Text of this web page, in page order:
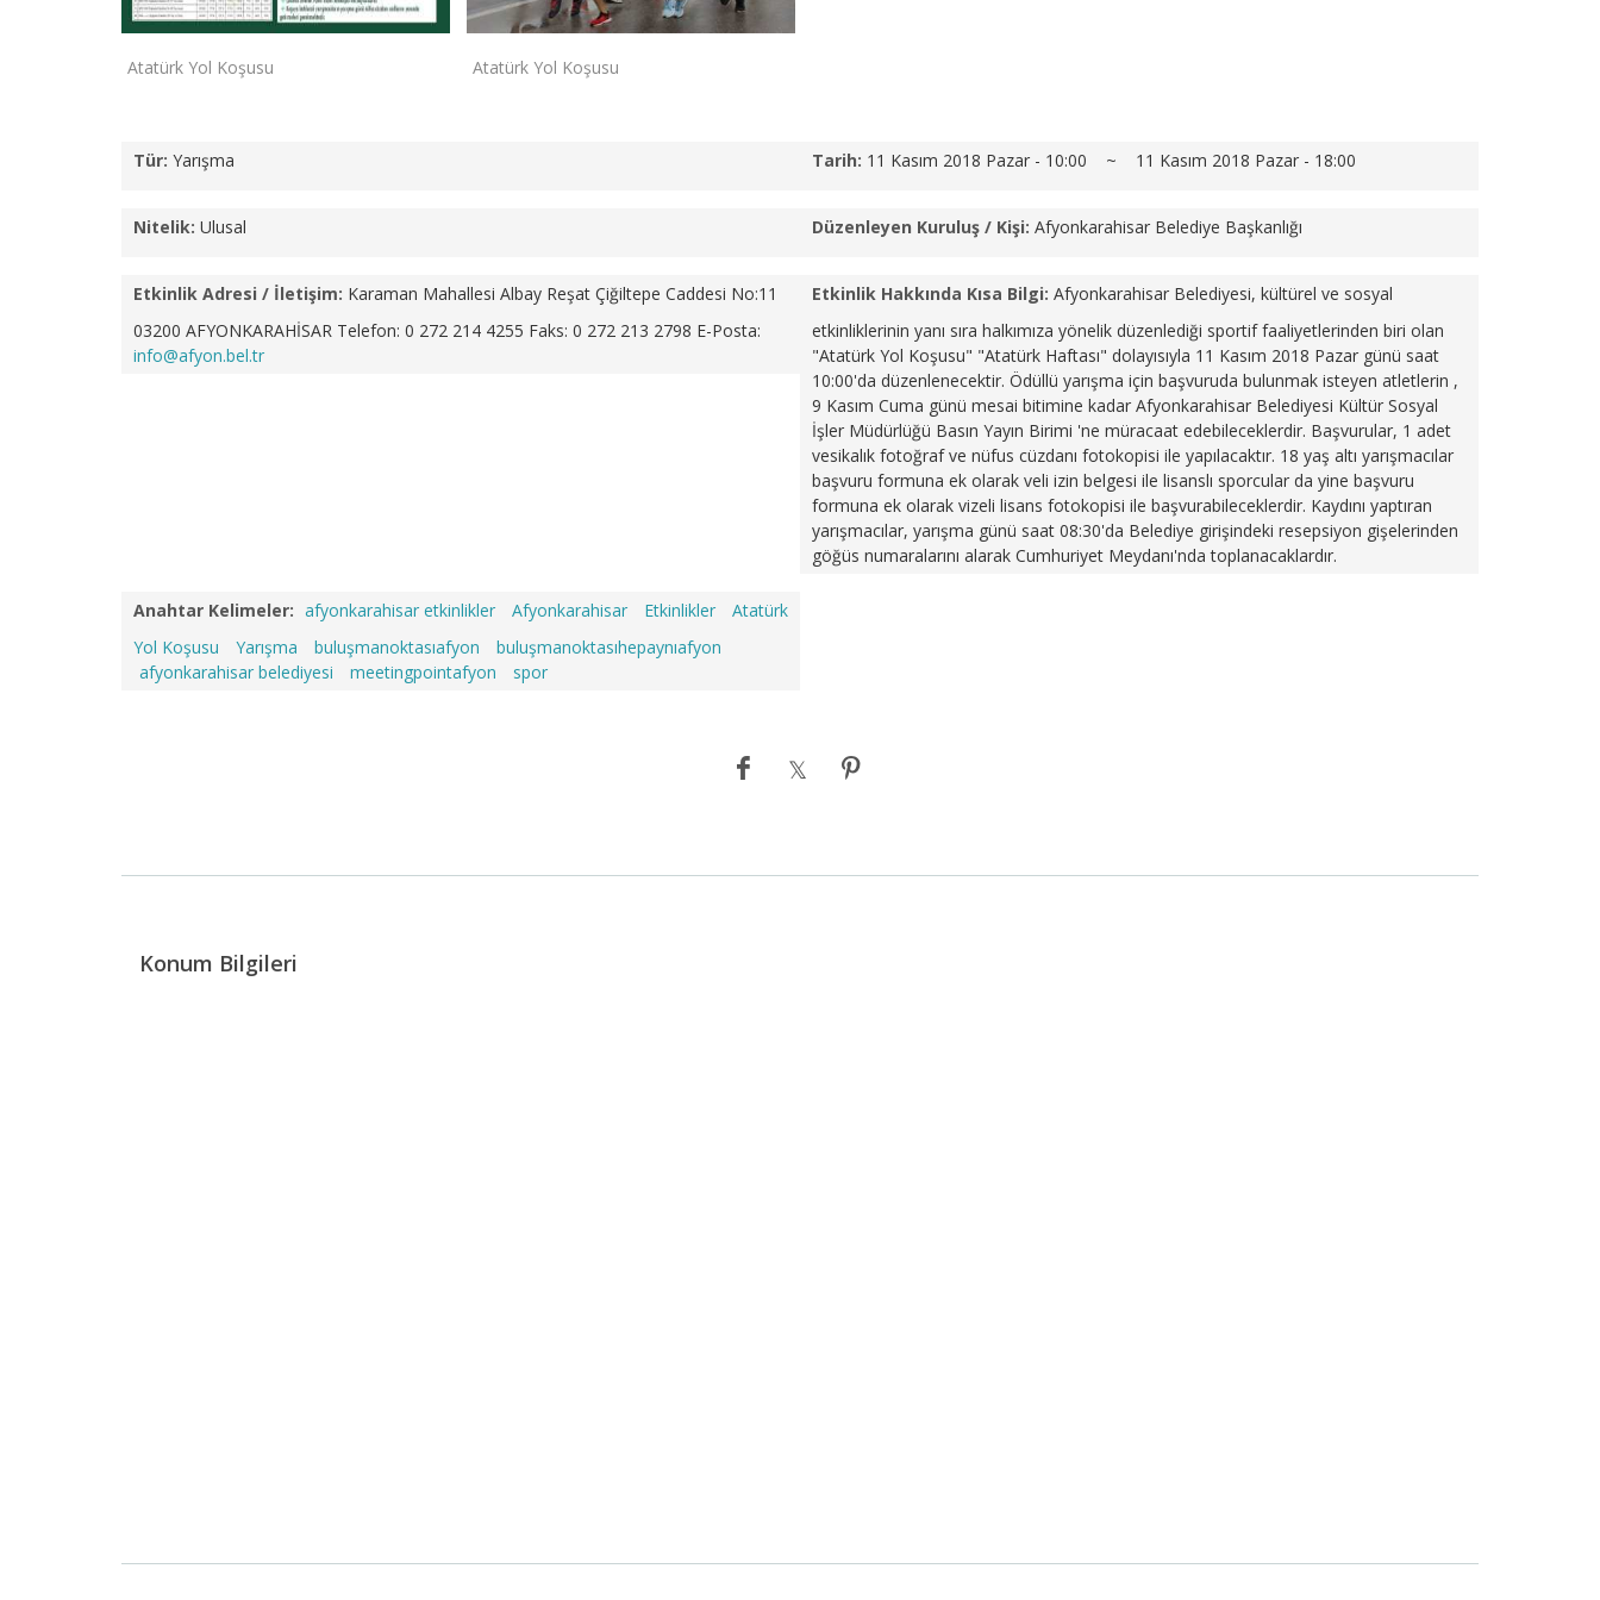
Atatürk Yol Koşusu Atatürk Yol Koşusu
Tür: Yarışma Tarih: 11 Kasım 2018 Pazar - 10:00 ~ 11 Kasım 2018 Pazar - 18:00
Nitelik: Ulusal Düzenleyen Kuruluş / Kişi: Afyonkarahisar Belediye Başkanlığı
Etkinlik Adresi / İletişim: Karaman Mahallesi Albay Reşat Çiğiltepe Caddesi No:11
03200 AFYONKARAHİSAR Telefon: 0 272 214 4255 Faks: 0 272 213 2798 E-Posta:
info@afyon.bel.tr
Etkinlik Hakkında Kısa Bilgi: Afyonkarahisar Belediyesi, kültürel ve sosyal
etkinliklerinin yanı sıra halkımıza yönelik düzenlediği sportif faaliyetlerinden biri olan
"Atatürk Yol Koşusu" "Atatürk Haftası" dolayısıyla 11 Kasım 2018 Pazar günü saat
10:00'da düzenlenecektir. Ödüllü yarışma için başvuruda bulunmak isteyen atletlerin ,
9 Kasım Cuma günü mesai bitimine kadar Afyonkarahisar Belediyesi Kültür Sosyal
İşler Müdürlüğü Basın Yayın Birimi 'ne müracaat edebileceklerdir. Başvurular, 1 adet
vesikalık fotoğraf ve nüfus cüzdanı fotokopisi ile yapılacaktır. 18 yaş altı yarışmacılar
başvuru formuna ek olarak veli izin belgesi ile lisanslı sporcular da yine başvuru
formuna ek olarak vizeli lisans fotokopisi ile başvurabileceklerdir. Kaydını yaptıran
yarışmacılar, yarışma günü saat 08:30'da Belediye girişindeki resepsiyon gişelerinden
göğüs numaralarını alarak Cumhuriyet Meydanı'nda toplanacaklardır.
Anahtar Kelimeler: afyonkarahisar etkinlikler Afyonkarahisar Etkinlikler
Atatürk
Yol Koşusu
Yarışma buluşmanoktasıafyon
buluşmanoktasıhepaynıafyon
afyonkarahisar belediyesi
meetingpointafyon spor
Konum Bilgileri